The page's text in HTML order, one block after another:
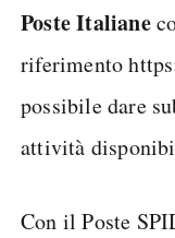
Poste Italiane
riferimento
possibile dare
attività
Con il Poste